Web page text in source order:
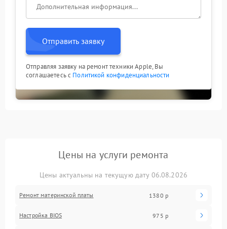
Отправить заявку
Отправляя заявку на ремонт техники Apple, Вы
соглашаетесь с Политикой конфиденциальности
Цены на услуги ремонта
Цены актуальны на текущую дату 06.08.2026
Ремонт материнской платы 1380 р
Настройка BIOS 975 р